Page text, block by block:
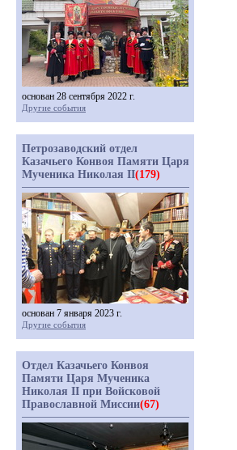
основан 28 сентября 2022 г.
Другие события
Петрозаводский отдел
Казачьего Конвоя Памяти Царя
Мученика Николая II(179)
основан 7 января 2023 г.
Другие события
Отдел Казачьего Конвоя
Памяти Царя Мученика
Николая II при Войсковой
Православной Миссии(67)